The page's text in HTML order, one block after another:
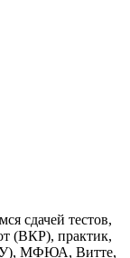
сдачей тестов,
(ВКР), практик,
МФЮА, Витте,